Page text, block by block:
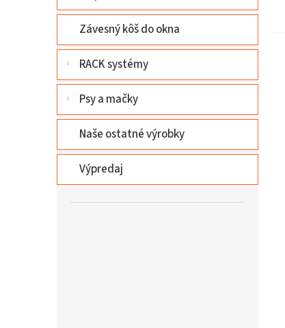
Závesný kôš do okna
RACK systémy
Psy a mačky
Naše ostatné výrobky
Výpredaj